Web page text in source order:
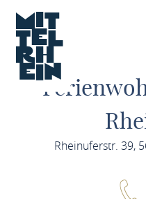
Rheinuferstr. 39,